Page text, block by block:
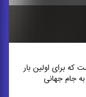
که برای اولین بار
به جام جهانی